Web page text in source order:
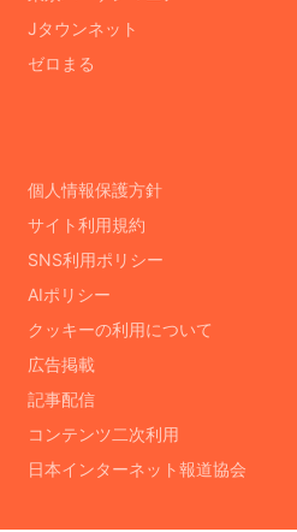
Jタウンネット
ゼロまる
個人情報保護方針
サイト利用規約
SNS利用ポリシー
AIポリシー
クッキーの利用について
広告掲載
記事配信
コンテンツ二次利用
日本インターネット報道協会